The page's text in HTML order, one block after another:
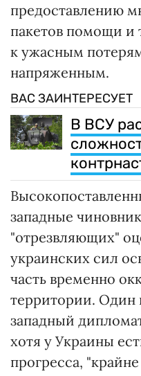
предоставлению
пакетов помощи и
к ужасным
напряженным.
ВАС ЗАИНТЕРЕСУЕТ
В ВСУ
западные
"отрезвляющих"
украинских сил
часть временно
территории. Один
западный
хотя у Украины
прогресса,